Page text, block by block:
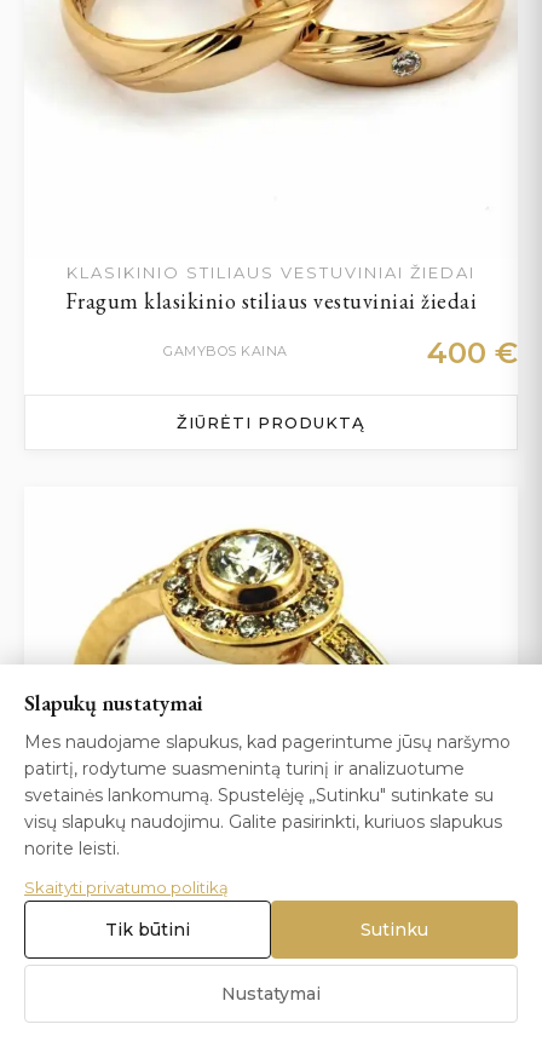
KLASIKINIO STILIAUS VESTUVINIAI ŽIEDAI
Fragum klasikinio stiliaus vestuviniai žiedai
GAMYBOS KAINA 400 €
ŽIŪRĖTI PRODUKTĄ
SUŽADĖTUVIŲ ŽIEDAI
Sužadėtuvių žiedas
Slapukų nustatymai
Mes naudojame slapukus, kad pagerintume jūsų naršymo
patirtį, rodytume suasmenintą turinį ir analizuotume
svetainės lankomumą. Spustelėję „Sutinku" sutinkate su
visų slapukų naudojimu. Galite pasirinkti, kuriuos slapukus
norite leisti.
Skaityti privatumo politiką
Nustatymai
Tik būtini Sutinku